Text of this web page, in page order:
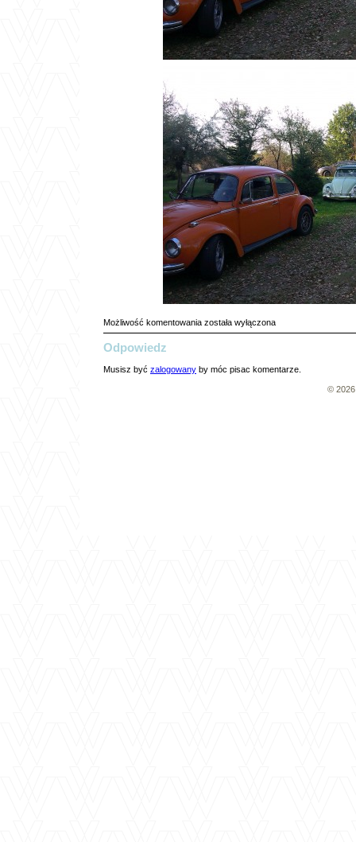
Możliwość komentowania Coraz
bliżej
została wyłączona
Odpowiedz
Musisz być zalogowany by móc pisac komentarze.
©